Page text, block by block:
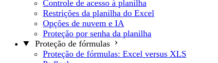
Controle de acesso à planilha
Restrições da planilha do Excel
Opções de nuvem e IA
Proteção por senha da planilha
Proteção de fórmulas
Proteção de fórmulas: Excel versus XLS